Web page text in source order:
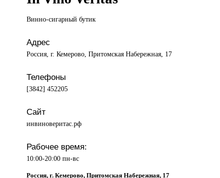
Винно-сигарный бутик
Адрес
Россия, г. Кемерово, Притомская Набережная, 17
Телефоны
[3842] 452205
Сайт
инвиноверитас.рф
Рабочее время:
10:00-20:00 пн-вс
Россия, г. Кемерово, Притомская Набережная, 17